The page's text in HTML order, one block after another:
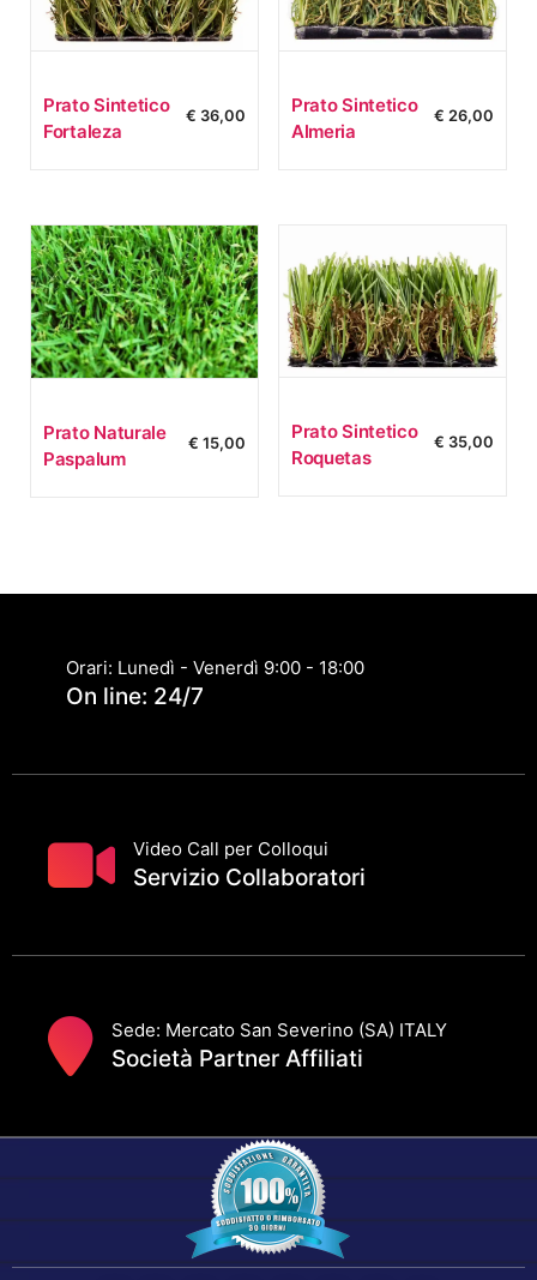
Prato Sintetico
Fortaleza
€ 36,00
Prato Sintetico
Almeria
€ 26,00
Prato Naturale
Paspalum
€ 15,00
Prato Sintetico
Roquetas
€ 35,00
Orari: Lunedì - Venerdì 9:00 - 18:00
On line: 24/7
Video Call per Colloqui
Servizio Collaboratori
Sede: Mercato San Severino (SA) ITALY
Società Partner Affiliati